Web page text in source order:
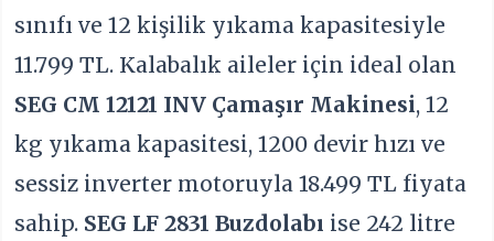
sınıfı ve 12 kişilik yıkama kapasitesiyle
11.799 TL. Kalabalık aileler için ideal olan
SEG CM 12121 INV Çamaşır Makinesi, 12
kg yıkama kapasitesi, 1200 devir hızı ve
sessiz inverter motoruyla 18.499 TL fiyata
sahip. SEG LF 2831 Buzdolabı ise 242 litre